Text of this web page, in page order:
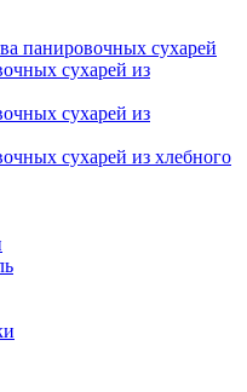
панировочных сухарей
сухарей из
сухарей из
сухарей из хлебного